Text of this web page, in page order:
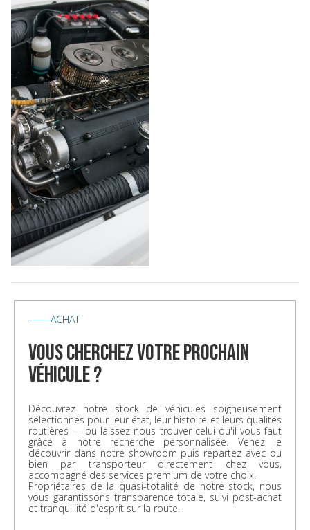
ACHAT
vous cherchez votre prochain
véhicule ?
Découvrez notre stock de véhicules soigneusement
sélectionnés pour leur état, leur histoire et leurs qualités
routières — ou laissez-nous trouver celui qu'il vous faut
grâce à notre recherche personnalisée. Venez le
découvrir dans notre showroom puis repartez avec ou
bien par transporteur directement chez vous,
accompagné des services premium de votre choix.
Propriétaires de la quasi-totalité de notre stock, nous
vous garantissons transparence totale, suivi post-achat
et tranquillité d'esprit sur la route.